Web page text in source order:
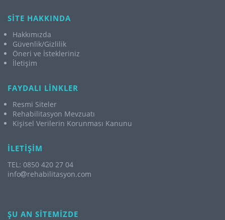
SİTE HAKKINDA
Hakkımızda
Güvenlik/Gizlilik
Öneri ve İstekleriniz
İletişim
FAYDALI LİNKLER
Resmi Siteler
Rehabilitasyon Mevzuatı
Kişisel Verilerin Korunması Kanunu
İLETİŞİM
TEL: 0850 420 27 04
info
rehabilitasyon.com
ŞU AN SİTEMİZDE